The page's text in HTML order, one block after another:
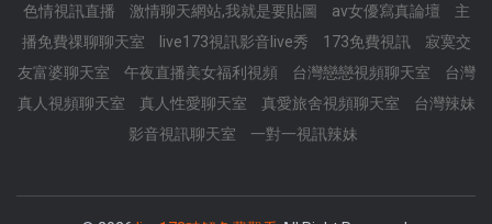
色情視訊直播
激情聊天網站,我就是要貼圖 av女優寫真論壇
主
播免費祼聊聊天室
live173視訊影音live秀 173免費視訊
寂寞交
友富婆聊天室
午夜直播美女福利視頻 台灣戀戀視頻聊天室
台灣
真人視頻聊天室
真人性愛聊天室 真愛旅舍視頻聊天室
台灣辣妹
影音視訊聊天室
一對一視訊辣妹